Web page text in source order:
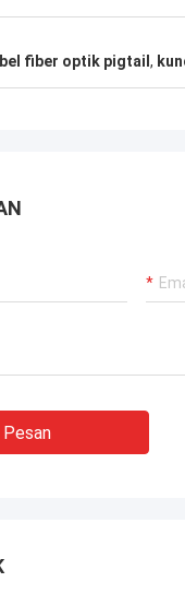
fiber optik pigtail ,